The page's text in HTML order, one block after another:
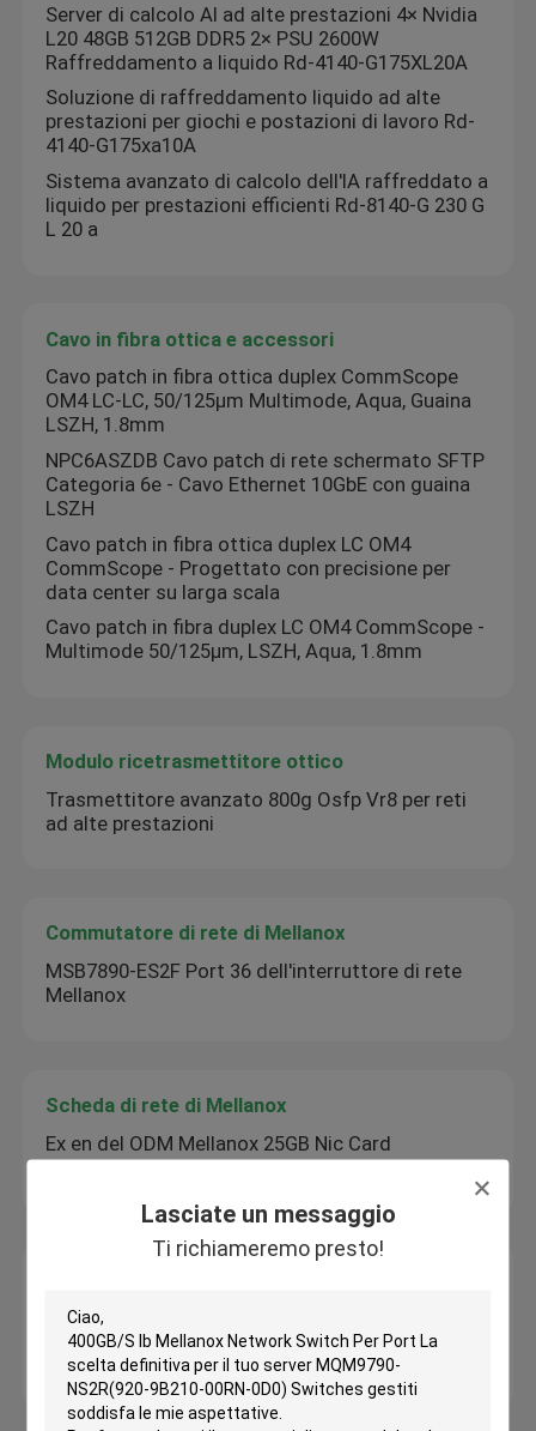
Lasciate un messaggio
Ti richiameremo presto!
Server di calcolo AI ad alte prestazioni 4× Nvidia
L20 48GB 512GB DDR5 2× PSU 2600W
Raffreddamento a liquido Rd-4140-G175XL20A
Soluzione di raffreddamento liquido ad alte
prestazioni per giochi e postazioni di lavoro Rd-
4140-G175xa10A
Sistema avanzato di calcolo dell'IA raffreddato a
liquido per prestazioni efficienti Rd-8140-G 230 G
L 20 a
Cavo in fibra ottica e accessori
Cavo patch in fibra ottica duplex CommScope
OM4 LC-LC, 50/125μm Multimode, Aqua, Guaina
LSZH, 1.8mm
NPC6ASZDB Cavo patch di rete schermato SFTP
Categoria 6e - Cavo Ethernet 10GbE con guaina
LSZH
Cavo patch in fibra ottica duplex LC OM4
CommScope - Progettato con precisione per
data center su larga scala
Cavo patch in fibra duplex LC OM4 CommScope -
Multimode 50/125μm, LSZH, Aqua, 1.8mm
Modulo ricetrasmettitore ottico
Trasmettitore avanzato 800g Osfp Vr8 per reti
ad alte prestazioni
Commutatore di rete di Mellanox
MSB7890-ES2F Port 36 dell'interruttore di rete
Mellanox
Scheda di rete di Mellanox
Ex en del ODM Mellanox 25GB Nic Card
MCX512A-ADAT ConnectX-5
Cavo Mellanox MFP7E20-N010 Multimodo MPO-
12/APC a 2x MPO-12/APC Cavo a fibra passiva,
10m